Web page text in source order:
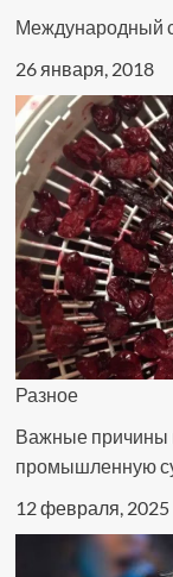
Международный
26 января, 2018
Разное
Важные причины
промышленную
12 февраля, 2025